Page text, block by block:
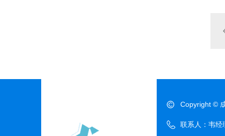
Copyright ©
联系人：韦